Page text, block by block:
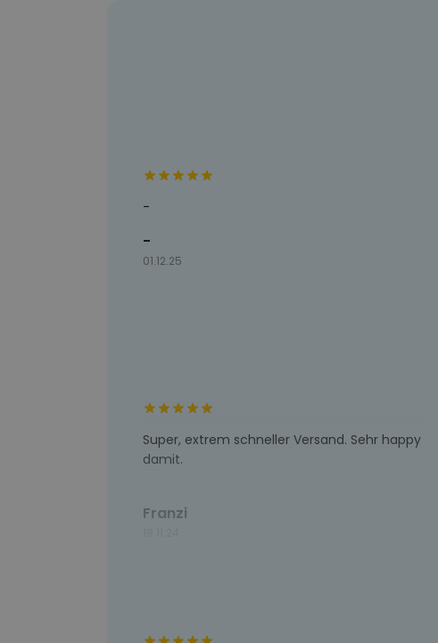
-
-
01.12.25
Super, extrem schneller Versand. Sehr happy
damit.
Franzi